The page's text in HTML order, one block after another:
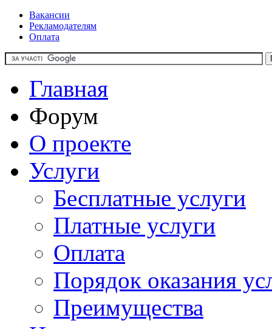
Вакансии
Рекламодателям
Оплата
Главная
Форум
О проекте
Услуги
Бесплатные услуги
Платные услуги
Оплата
Порядок оказания
Преимущества